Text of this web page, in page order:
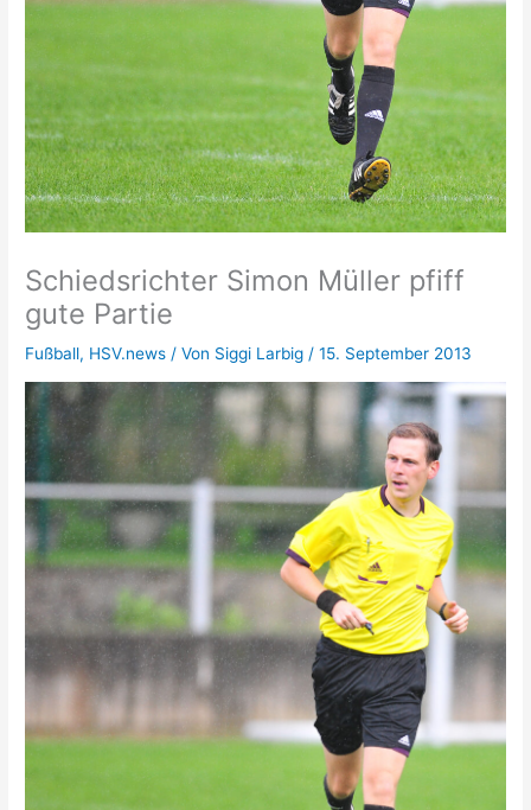
Schiedsrichter Simon Müller pfiff
gute Partie
Fußball, HSV.news / Von Siggi Larbig /15. September 2013